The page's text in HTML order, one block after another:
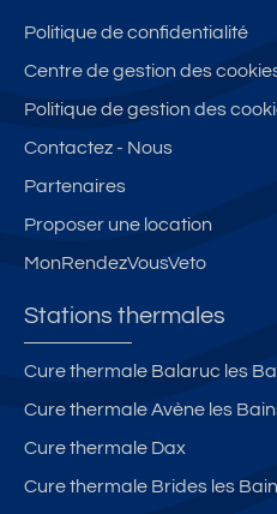
Politique de confidentialité
Centre de gestion des
Politique de gestion des
Contactez - Nous
Partenaires
Proposer une location
MonRendezVousVeto
Stations thermales
Cure thermale Balaruc les
Cure thermale Avène les
Cure thermale Dax
Cure thermale Brides les